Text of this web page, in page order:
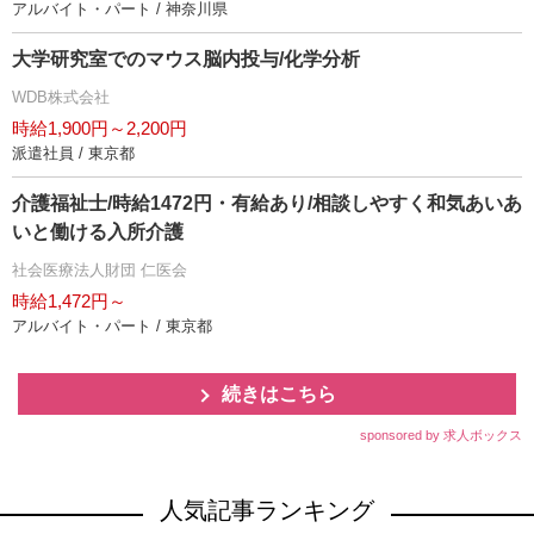
アルバイト・パート / 神奈川県
大学研究室でのマウス脳内投与/化学分析
WDB株式会社
時給1,900円～2,200円
派遣社員 / 東京都
介護福祉士/時給1472円・有給あり/相談しやすく和気あいあ
いと働ける入所介護
社会医療法人財団 仁医会
時給1,472円～
アルバイト・パート / 東京都
続きはこちら
sponsored by 求人ボックス
人気記事ランキング